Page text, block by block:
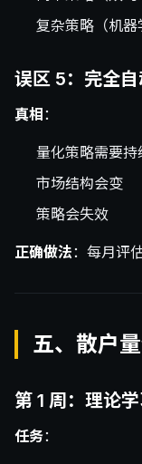
复杂策略（机
误区 5：完全
真相 ：
量化策略需要持
市场结构会变
策略会失效
正确做法：每月评
五、散户
第 1 周：理论
任务：